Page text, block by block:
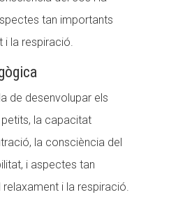
tan importants
i la respiració.
de desenvolupar els
la capacitat
la consciència del
i aspectes tan
i la respiració.